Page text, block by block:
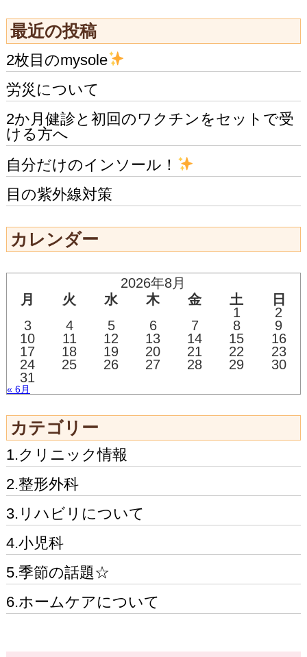
最近の投稿
2枚目のmysole
労災について
2か月健診と初回のワクチンをセットで受
ける方へ
自分だけのインソール！
目の紫外線対策
カレンダー
2026年8月
月
火 水 木 金 土
日
1
2
3
4 5 6 7 8
9
10
11 12 13 14 15
16
17
18 19 20 21 22
23
24
25 26 27 28 29
30
31
« 6月
カテゴリー
1.クリニック情報
2.整形外科
3.リハビリについて
4.小児科
5.季節の話題☆
6.ホームケアについて